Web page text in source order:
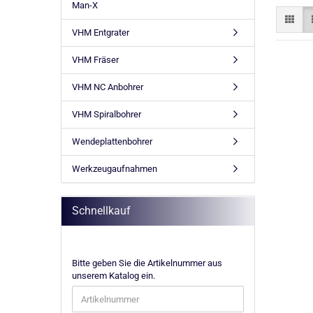
Man-X
VHM Entgrater
VHM Fräser
VHM NC Anbohrer
VHM Spiralbohrer
Wendeplattenbohrer
Werkzeugaufnahmen
Schnellkauf
BITTE
GEBEN
SIE
DIE
Bitte geben Sie die Artikelnummer aus
unserem Katalog ein.